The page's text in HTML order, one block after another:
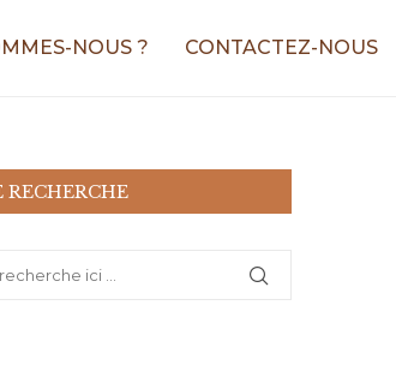
NOUS ? CONTACTEZ-NOUS
RECHERCHE